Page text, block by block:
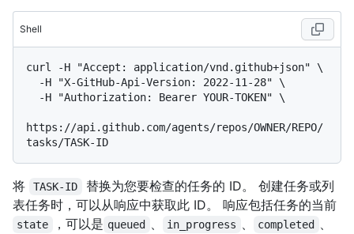
Shell
curl -H "Accept: application/vnd.github+json" \
https://api.github.com/agents/repos/OWNER/REPO/
将 TASK-ID
替换为您要检查的任务的 ID。 创建任务或列
表任务时，可以从响应中获取此 ID。 响应包括任务的当前
state ，可以是 queued 、 in_progress 、 completed 、